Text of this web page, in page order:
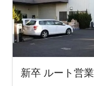
新卒 ルート営業